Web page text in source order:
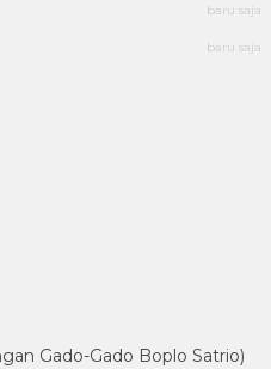
baru saja
baru saja
Gado-Gado Boplo Satrio)